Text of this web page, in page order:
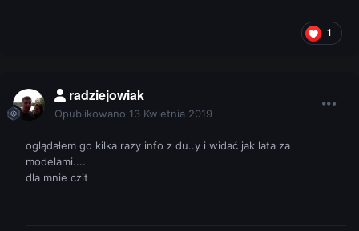
1
radziejowiak
Opublikowano 13 Kwietnia 2019
oglądałem go kilka razy info z du..y i widać jak lata za
modelami....
dla mnie czit